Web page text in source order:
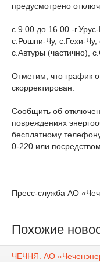
предусмотрено
с 9.00 до 16.00 -
с.Рошни-Чу, с.Гехи-
с.Автуры (частично),
Отметим, что график
скорректирован.
Сообщить об
повреждениях
бесплатному
0-220 или
Пресс-служба АО
Похожие
ЧЕЧНЯ. АО